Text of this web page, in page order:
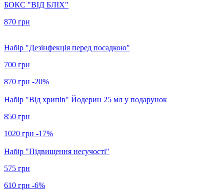
БОКС "ВІД БЛІХ"
870 грн
Набір "Дезінфекція перед посадкою"
700 грн
870 грн -20%
Набір "Від хрипів" Йодерин 25 мл у подарунок
850 грн
1020 грн -17%
Набір "Підвищення несучості"
575 грн
610 грн -6%